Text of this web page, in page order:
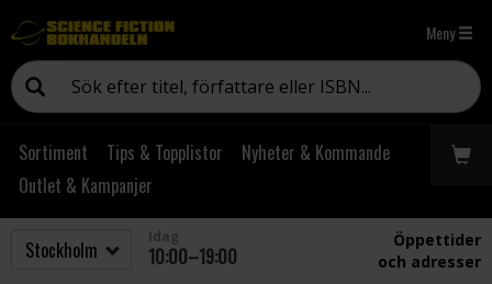
Meny
Sortiment Tips & Topplistor
Nyheter & Kommande
Outlet & Kampanjer
10:00–19:00
Öppettider
och adresser